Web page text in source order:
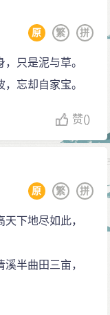
拼
繁
原
只是泥与草。
忘却自家宝。
赞()
拼
繁
原
下地尽如此，
半曲田三亩，